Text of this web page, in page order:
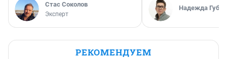
Стас Соколов
Эксперт
Надежда
РЕКОМЕНДУЕМ